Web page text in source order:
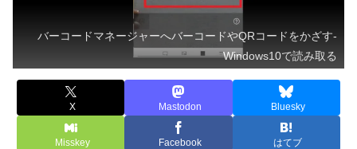
バーコードマネージャーへバーコードやQRコードをかざす-
Windows10で読み取る
X Mastodon Bluesky
Misskey Facebook はてブ